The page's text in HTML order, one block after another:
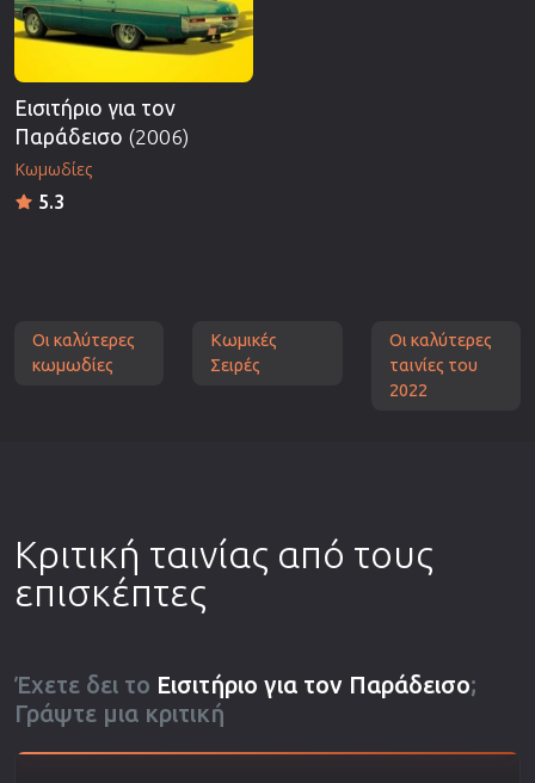
Εισιτήριο για τον
Παράδεισο (2006)
Κωμωδίες
5.3
Οι καλύτερες
κωμωδίες
Κωμικές
Σειρές
Οι καλύτερες
ταινίες του
2022
Κριτική ταινίας από τους
επισκέπτες
Έχετε δει το Εισιτήριο για τον Παράδεισο;
Γράψτε μια κριτική